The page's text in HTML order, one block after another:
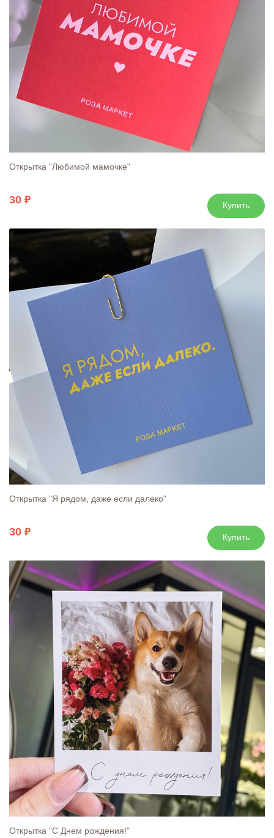
Открытка "Любимой мамочке"
30 Купить
Открытка "Я рядом, даже если далеко"
30 Купить
Открытка "С Днем рождения!"